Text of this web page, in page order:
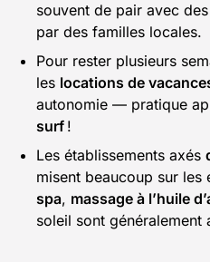
souvent de pair avec des
par des familles locales.
Pour rester plusieurs
les locations de
autonomie — pratique
surf !
Les établissements axés
misent beaucoup sur les
spa, massage à l’huile
soleil sont généralement